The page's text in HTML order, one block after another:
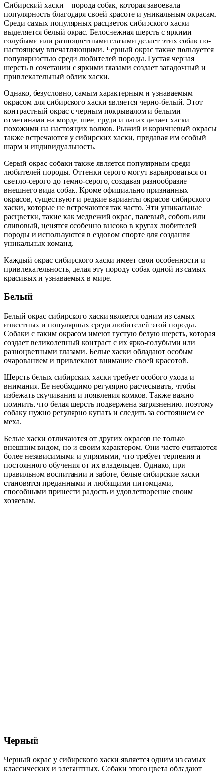
Сибирский хаски – порода собак, которая завоевала
популярность благодаря своей красоте и уникальным окрасам.
Среди самых популярных расцветок сибирского хаски
выделяется белый окрас. Белоснежная шерсть с яркими
голубыми или разноцветными глазами делает этих собак по-
настоящему впечатляющими. Черный окрас также пользуется
популярностью среди любителей породы. Густая черная
шерсть в сочетании с яркими глазами создает загадочный и
привлекательный облик хаски.
Однако, безусловно, самым характерным и узнаваемым
окрасом для сибирского хаски является черно-белый. Этот
контрастный окрас с черным покрывалом и белыми
отметинами на морде, шее, груди и лапах делает хаски
похожими на настоящих волков. Рыжий и коричневый окрасы
также встречаются у сибирских хаски, придавая им особый
шарм и индивидуальность.
Серый окрас собаки также является популярным среди
любителей породы. Оттенки серого могут варьироваться от
светло-серого до темно-серого, создавая разнообразие
внешнего вида собак. Кроме официально признанных
окрасов, существуют и редкие варианты окрасов сибирского
хаски, которые не встречаются так часто. Эти уникальные
расцветки, такие как медвежий окрас, палевый, соболь или
сливовый, ценятся особенно высоко в кругах любителей
породы и используются в ездовом спорте для создания
уникальных команд.
Каждый окрас сибирского хаски имеет свои особенности и
привлекательность, делая эту породу собак одной из самых
красивых и узнаваемых в мире.
Белый
Белый окрас сибирского хаски является одним из самых
известных и популярных среди любителей этой породы.
Собаки с таким окрасом имеют густую белую шерсть, которая
создает великолепный контраст с их ярко-голубыми или
разноцветными глазами. Белые хаски обладают особым
очарованием и привлекают внимание своей красотой.
Шерсть белых сибирских хаски требует особого ухода и
внимания. Ее необходимо регулярно расчесывать, чтобы
избежать скучивания и появления комков. Также важно
помнить, что белая шерсть подвержена загрязнению, поэтому
собаку нужно регулярно купать и следить за состоянием ее
меха.
Белые хаски отличаются от других окрасов не только
внешним видом, но и своим характером. Они часто считаются
более независимыми и упрямыми, что требует терпения и
постоянного обучения от их владельцев. Однако, при
правильном воспитании и заботе, белые сибирские хаски
становятся преданными и любящими питомцами,
способными принести радость и удовлетворение своим
хозяевам.
Черный
Черный окрас у сибирского хаски является одним из самых
классических и элегантных. Собаки этого цвета обладают